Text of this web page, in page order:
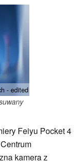
- edited
Feiyu Pocket 4
kamera z